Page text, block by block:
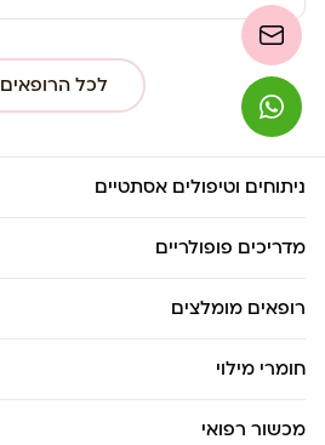
לכל הרופאים
ניתוחים וטיפולים אסתטיים
מדריכים פופולריים
רופאים מומלצים
חומרי מילוי
מכשור רפואי